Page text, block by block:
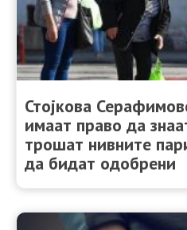
Стојкова
имаат право да
трошат нивните
да бидат одобрени